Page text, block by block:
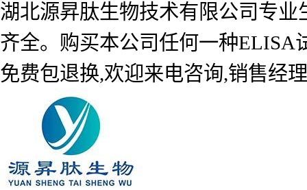
湖北源昇肽生物技术有限公司专
齐全。购买本公司任何一种ELISA
免费包退换,欢迎来电咨询,销售经